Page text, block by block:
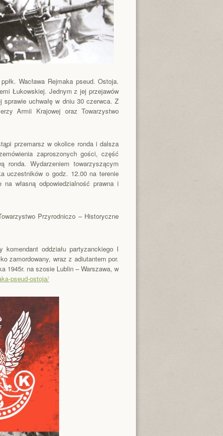
Wacława Rejmaka pseud. Ostoja.
Łukowskiej. Jednym z jej przejawów
uchwałę w dniu 30 czerwca. Z
Armii Krajowej oraz Towarzystwo
przemarsz w okolice ronda i dalsza
zaproszonych gości, część
Wydarzeniem towarzyszącym
uczestników o godz. 12.00 na terenie
własną odpowiedzialność prawna i
Przyrodniczo – Historyczne
komendant oddziału partyzanckiego I
zamordowany, wraz z adiutantem por.
1945r. na szosie Lublin – Warszawa, w
pseud-ostoja/